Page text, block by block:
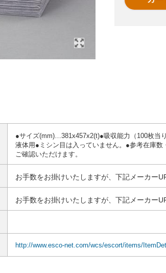
●サイズ(mm)…381x457x2(t)●吸収能力（100枚
液体用●ミシン目は入っていません。●参考在庫
ご確認いただけます。
お手数をお掛けいたしますが、下記メーカー
お手数をお掛けいたしますが、下記メーカー
http://www.esco-net.com/wcs/escort/items/